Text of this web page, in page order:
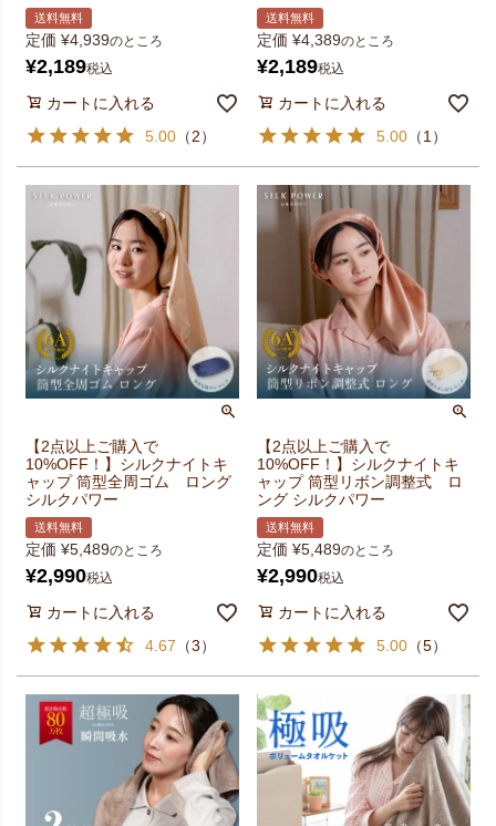
送料無料
定価 ¥4,939のところ
¥2,189税込
カートに入れる
5.00 （2）
送料無料
定価 ¥4,389のところ
¥2,189税込
カートに入れる
5.00 （1 ）
【2点以上ご購入で
10%OFF！】シルクナイトキ
ャップ 筒型全周ゴム ロング
シルクパワー
送料無料
定価 ¥5,489のところ
¥2,990税込
カートに入れる
4.67 （3）
【2点以上ご購入で
10%OFF！】シルクナイトキ
ャップ 筒型リボン調整式 ロ
ング シルクパワー
送料無料
定価 ¥5,489のところ
¥2,990税込
カートに入れる
5.00 （5）